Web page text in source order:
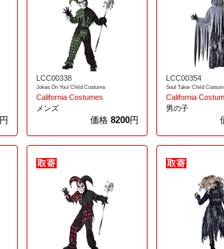
円
LCC00338
Jokes On You! Child Costume
California Costumes
メンズ
価格 8200円
LCC00354
Soul Taker Child
California
男の子